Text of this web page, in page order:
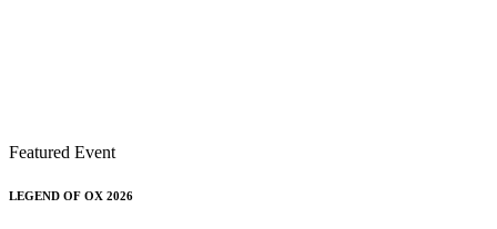
Featured Event
LEGEND OF OX 2026